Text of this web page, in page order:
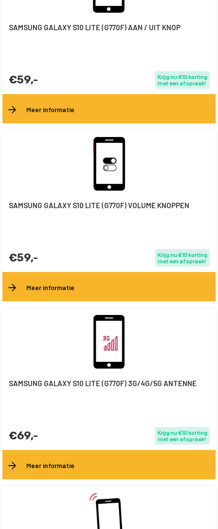
SAMSUNG GALAXY S10 LITE (G770F) AAN / UIT KNOP
€59,-
Krijg nu €10 korting
met een afspraak!
Meer informatie
SAMSUNG GALAXY S10 LITE (G770F) VOLUME KNOPPEN
€59,-
Krijg nu €10 korting
met een afspraak!
Meer informatie
SAMSUNG GALAXY S10 LITE (G770F) 3G/4G/5G ANTENNE
€69,-
Krijg nu €10 korting
met een afspraak!
Meer informatie